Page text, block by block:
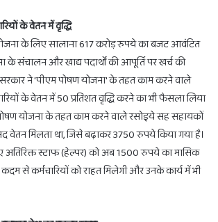
के वेतन में वृद्धि
के लिए सालाना 617 करोड़ रुपये का बजट आवंटित
के संचालन और खाद्य पदार्थों की आपूर्ति पर खर्च की
ने 'पीएम पोषण योजना' के तहत काम करने वाले
के वेतन में 50 प्रतिशत वृद्धि करने का भी फैसला लिया
योजना के तहत काम करने वाले रसोइये सह सहायकों
वेतन मिलता था, जिसे बढ़ाकर 3750 रुपये किया गया है।
स्टाफ (हेल्पर) को अब 1500 रुपये का मासिक
से कर्मचारियों को राहत मिलेगी और उनके कार्य में भी